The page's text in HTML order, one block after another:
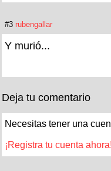
#3 rubengallar
Y murió...
Deja tu comentario
Necesitas tener una
¡Registra tu cuenta ahora!